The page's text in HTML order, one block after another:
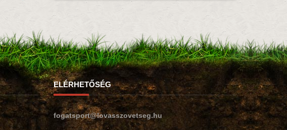
ELÉRHETŐSÉG
fogatsport@lovasszovetseg.hu